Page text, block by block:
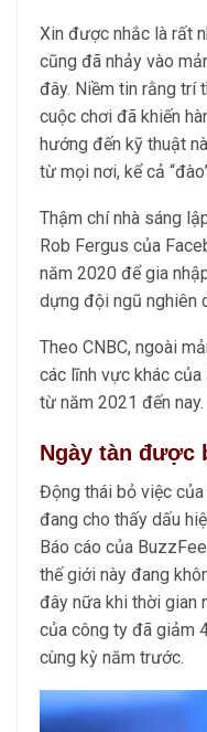
Xin được nhắc là rất
cũng đã nhảy vào
đây. Niềm tin rằng trí
cuộc chơi đã khiến
hướng đến kỹ thuật
từ mọi nơi, kể cả
Thậm chí nhà sáng
Rob Fergus của
năm 2020 để gia
dựng đội ngũ nghiên
Theo CNBC, ngoài
các lĩnh vực khác
từ năm 2021 đến nay.
Ngày tàn được
Động thái bỏ việc
đang cho thấy dấu
Báo cáo của
thế giới này đang
đây nữa khi thời gian
của công ty đã giảm
cùng kỳ năm trước.